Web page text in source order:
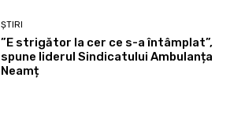
ȘTIRI
”E strigător la cer ce s-a întâmplat”,
spune liderul Sindicatului Ambulanța
Neamț